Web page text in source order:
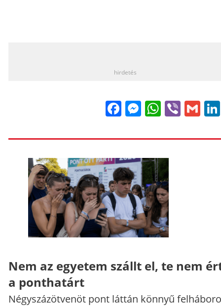
hirdetés
FacebookViber
Nem az egyetem szállt el, te nem
a ponthatárt
Négyszázötvenöt pont láttán könnyű